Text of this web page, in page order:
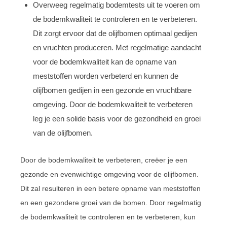
Overweeg regelmatig bodemtests uit te voeren om
de bodemkwaliteit te controleren en te verbeteren.
Dit zorgt ervoor dat de olijfbomen optimaal gedijen
en vruchten produceren. Met regelmatige aandacht
voor de bodemkwaliteit kan de opname van
meststoffen worden verbeterd en kunnen de
olijfbomen gedijen in een gezonde en vruchtbare
omgeving. Door de bodemkwaliteit te verbeteren
leg je een solide basis voor de gezondheid en groei
van de olijfbomen.
Door de bodemkwaliteit te verbeteren, creëer je een
gezonde en evenwichtige omgeving voor de olijfbomen.
Dit zal resulteren in een betere opname van meststoffen
en een gezondere groei van de bomen. Door regelmatig
de bodemkwaliteit te controleren en te verbeteren, kun